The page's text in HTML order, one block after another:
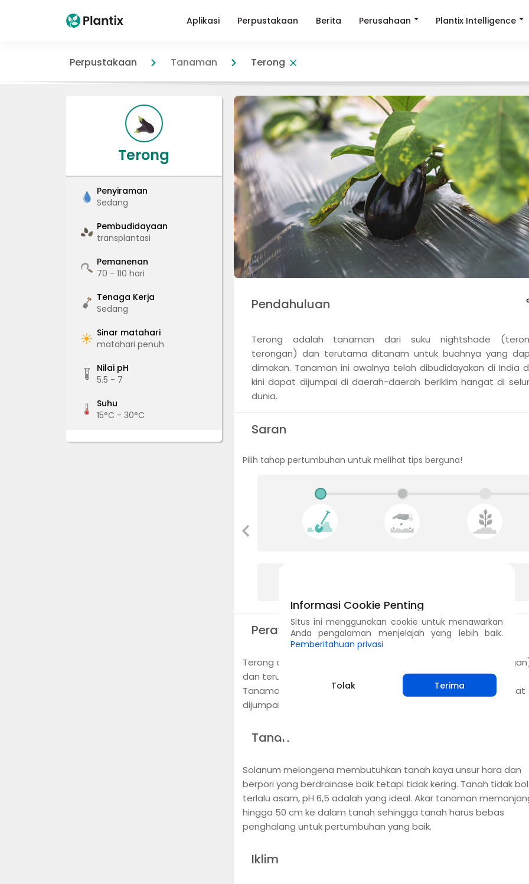
Aplikasi Perpustakaan Berita Perusahaan Plantix Intelligence
Perpustakaan Tanaman Terong
Terong
Penyiraman
Sedang
Pembudidayaan
transplantasi
Pemanenan
70 - 110 hari
Tenaga Kerja
Sedang
Sinar matahari
matahari penuh
Nilai pH
5.5 - 7
Suhu
15°C - 30°C
Pendahuluan
Terong adalah tanaman dari suku nightshade
terongan) dan terutama ditanam untuk buahnya yang
dimakan. Tanaman ini awalnya telah dibudidayakan di India
kini dapat dijumpai di daerah-daerah beriklim hangat di
dunia.
Saran
Pilih tahap pertumbuhan untuk melihat tips berguna!
Perawatan
Terong adalah tanaman dari suku nightshade (terong-
dan terutama ditanam untuk buahnya yang dapat dimakan.
Tanaman ini awalnya telah dibudidayakan di India dan kini dapat
dijumpai di daerah-daerah beriklim hangat di seluruh dunia.
Tanah
Solanum melongena membutuhkan tanah kaya unsur hara dan
berpori yang berdrainase baik tetapi tidak kering. Tanah tidak
terlalu asam, pH 6,5 adalah yang ideal. Akar tanaman
hingga 50 cm ke dalam tanah sehingga tanah harus bebas
penghalang untuk pertumbuhan yang baik.
Iklim
Informasi Cookie Penting
Situs ini menggunakan cookie untuk menawarkan
Anda pengalaman menjelajah yang lebih baik.
Pemberitahuan privasi
Tolak Terima